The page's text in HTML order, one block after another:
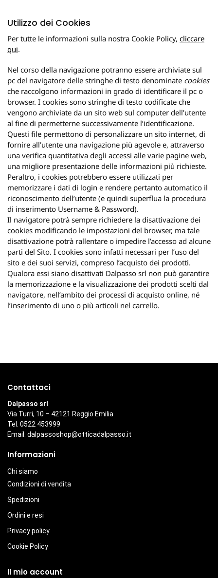
Utilizzo dei Cookies
Per tutte le informazioni sulla nostra Cookie Policy, cliccare
qui.
Nel corso della navigazione potranno essere archiviate sul
pc del navigatore delle stringhe di testo denominate cookies
che raccolgono informazioni in grado di identificare il pc o
browser. I cookies sono stringhe di testo codificate che
vengono archiviate da un sito web sul computer dell’utente
al fine di permetterne successivamente l’identificazione.
Questi file permettono di personalizzare un sito internet, di
fornire all’utente una navigazione più agevole e, attraverso
una verifica quantitativa degli accessi alle varie pagine web,
una migliore presentazione delle informazioni più richieste.
Peraltro, i cookies potrebbero essere utilizzati per
memorizzare i dati di login e rendere pertanto automatico il
riconoscimento dell’utente (e quindi superflua la procedura
di inserimento Username & Password).
Il navigatore potrà sempre richiedere la disattivazione dei
cookies modificando le impostazioni del browser, ma tale
disattivazione potrà rallentare o impedire l’accesso ad alcune
parti del Sito. I cookies sono infatti necessari per l’uso del
sito e dei suoi servizi, compreso l’acquisto dei prodotti.
Qualora essi siano disattivati Dalpasso srl non può garantire
la memorizzazione e la visualizzazione dei prodotti scelti dal
navigatore, nell’ambito dei processi di acquisto online, né
l’inserimento di uno o più articoli nel carrello.
Contattaci
Dalpasso srl
Via Turri, 10 – 42121 Reggio Emilia
Tel. 0522 453999
Email: dalpassoshop@otticadalpasso.it
Informazioni
Chi siamo
Condizioni di vendita
Spedizioni
Ordini e resi
Privacy policy
Cookie Policy
Il mio account